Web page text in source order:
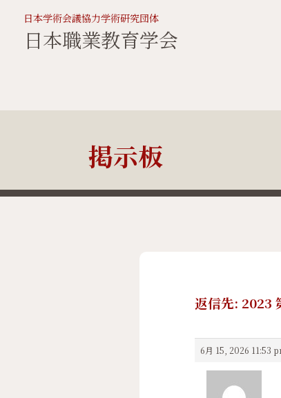
日本学術会議協力学術研究団体
日本職業教育学会
掲示板
返信先: 2023
6月 15, 2026 11:53